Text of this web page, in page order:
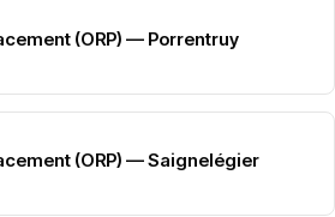
(ORP) — Porrentruy
(ORP) — Saignelégier